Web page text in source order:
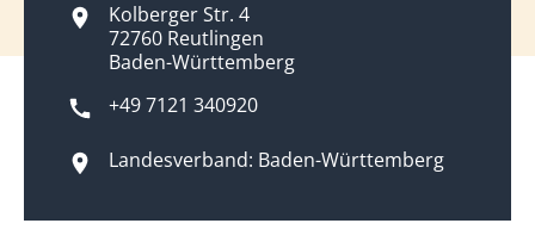
Kolberger Str. 4
72760 Reutlingen
Baden-Württemberg
+49 7121 340920
Landesverband: Baden-Württemberg